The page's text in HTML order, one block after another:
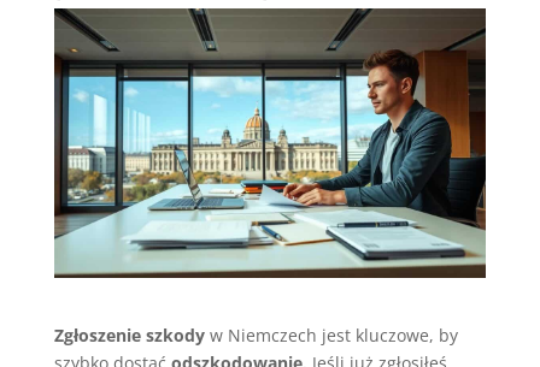
Zgłoszenie szkodyw Niemczech jest kluczowe, by
szybko dostać odszkodowanie. Jeśli już zgłosiłeś